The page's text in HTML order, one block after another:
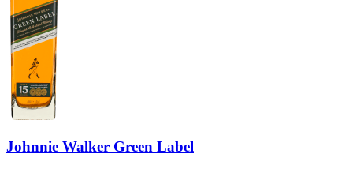
Johnnie Walker Green Label